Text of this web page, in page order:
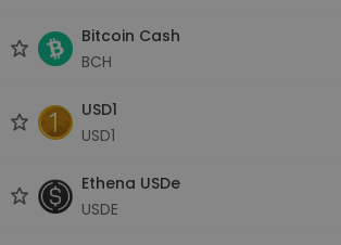
Bitcoin Cash
BCH
USD1
USD1
Ethena USDe
USDE